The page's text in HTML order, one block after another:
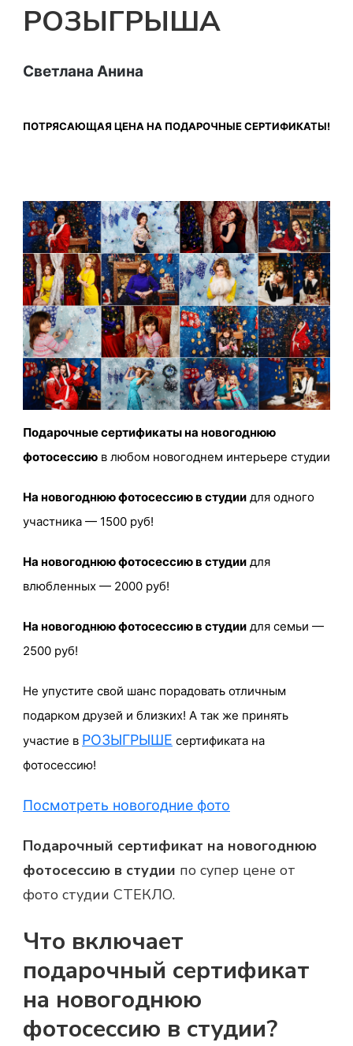
РОЗЫГРЫША
Светлана Анина
ПОТРЯСАЮЩАЯ ЦЕНА НА ПОДАРОЧНЫЕ СЕРТИФИКАТЫ!
Подарочные сертификаты на новогоднюю
фотосессию в любом новогоднем интерьере студии
На новогоднюю фотосессию в студии для одного
участника — 1500 руб!
На новогоднюю фотосессию в студии для
влюбленных — 2000 руб!
На новогоднюю фотосессию в студии для семьи —
2500 руб!
Не упустите свой шанс порадовать отличным
подарком друзей и близких! А так же принять
участие в РОЗЫГРЫШЕ сертификата на
фотосессию!
Посмотреть новогодние фото
Подарочный сертификат на новогоднюю
фотосессию в студии по супер цене от
фото студии СТЕКЛО.
Что включает
подарочный сертификат
на новогоднюю
фотосессию в студии?